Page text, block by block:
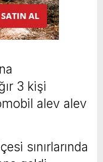
3 kişi
alev alev
sınırlarında